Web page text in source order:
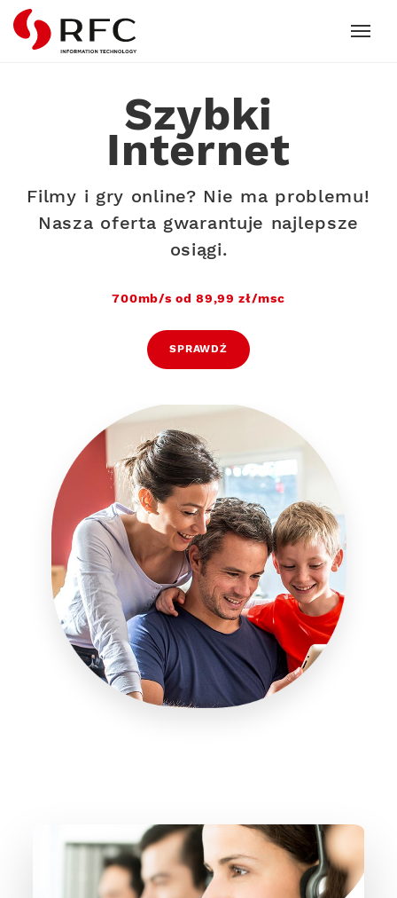
RFC
Szybki
Internet
Filmy i gry online? Nie ma problemu!
Nasza oferta gwarantuje najlepsze
osiągi.
700mb/s od 89,99 zł/msc
SPRAWDŹ